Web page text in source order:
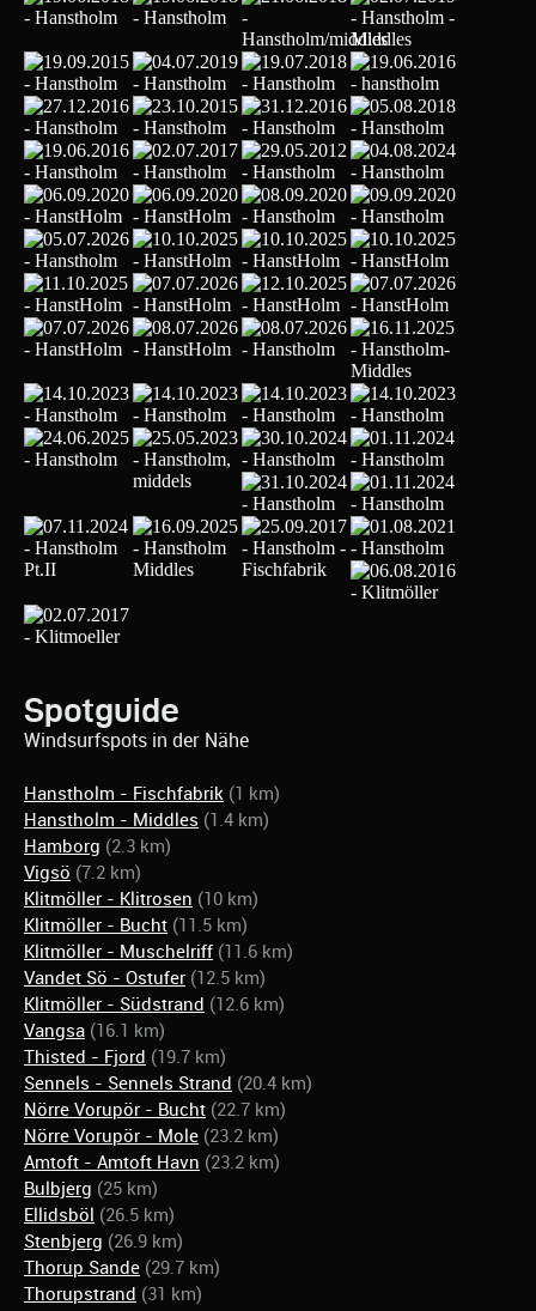
Spotguide
Windsurfspots in der Nähe
Hanstholm - Fischfabrik (1 km)
Hanstholm - Middles (1.4 km)
Hamborg (2.3 km)
Vigsö (7.2 km)
Klitmöller - Klitrosen (10 km)
Klitmöller - Bucht (11.5 km)
Klitmöller - Muschelriff (11.6 km)
Vandet Sö - Ostufer (12.5 km)
Klitmöller - Südstrand (12.6 km)
Vangsa (16.1 km)
Thisted - Fjord (19.7 km)
Sennels - Sennels Strand (20.4 km)
Nörre Vorupör - Bucht (22.7 km)
Nörre Vorupör - Mole (23.2 km)
Amtoft - Amtoft Havn (23.2 km)
Bulbjerg (25 km)
Ellidsböl (26.5 km)
Stenbjerg (26.9 km)
Thorup Sande (29.7 km)
Thorupstrand (31 km)